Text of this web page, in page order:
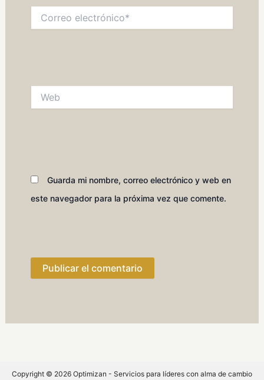
electrónico*
Guarda mi nombre, correo electrónico y web en
este navegador para la próxima vez que comente.
Copyright © 2026 Optimizan - Servicios para líderes con alma de cambio